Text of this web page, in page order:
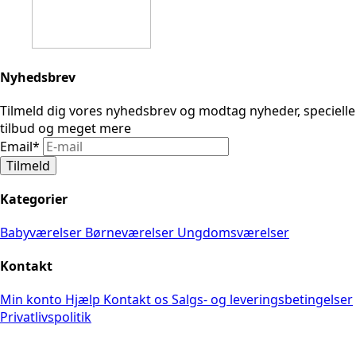
Nyhedsbrev
Tilmeld dig vores nyhedsbrev og modtag nyheder, specielle
tilbud og meget mere
Email*
Tilmeld
Kategorier
Babyværelser Børneværelser Ungdomsværelser
Kontakt
Min konto Hjælp Kontakt os Salgs- og leveringsbetingelser
Privatlivspolitik